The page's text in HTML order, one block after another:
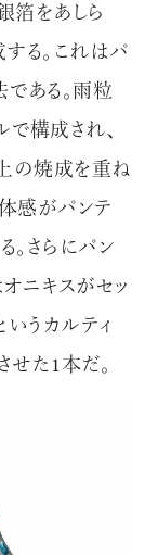
箔をあしら
る。これはパ
ある。雨粒
構成され、
の焼成を重ね
感がパンテ
。さらにパン
ニキスがセッ
いうカルティ
た1本だ。